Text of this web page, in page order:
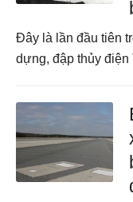
Đây là lần đầu tiên
dựng, đập thủy điện